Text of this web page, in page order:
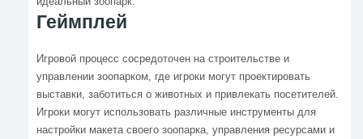
Геймплей
Игровой процесс сосредоточен на строительстве и
управлении зоопарком, где игроки могут проектировать
выставки, заботиться о животных и привлекать посетителей.
Игроки могут использовать различные инструменты для
настройки макета своего зоопарка, управления ресурсами и